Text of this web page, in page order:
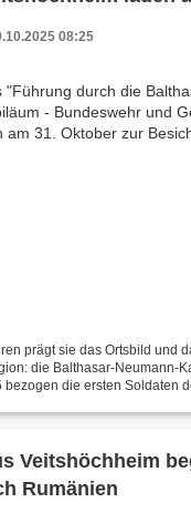
08:25
prägt sie das Ortsbild und
die Balthasar-Neumann-
bezogen die ersten Soldaten
Veitshöchheim
Rumänien